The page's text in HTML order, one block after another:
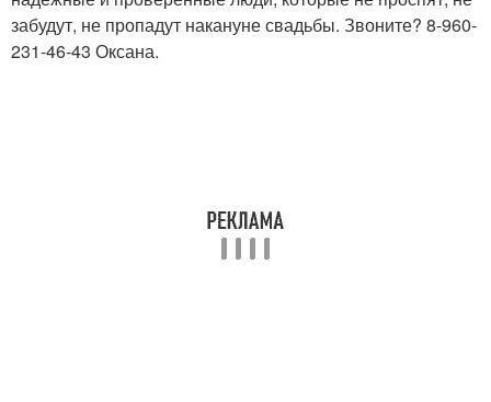
забудут, не пропадут накануне свадьбы. Звоните? 8-960-
231-46-43 Оксана.